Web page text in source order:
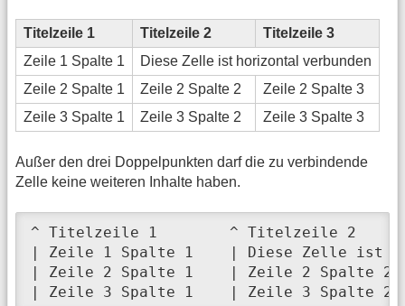
Titelzeile 1 Titelzeile 2
Titelzeile 3
Zeile 1 Spalte 1
Diese Zelle ist horizontal verbunden
Zeile 2 Spalte 1
Zeile 2 Spalte 2
Zeile 2 Spalte 3
Zeile 3 Spalte 1
Zeile 3 Spalte 2 Zeile 3 Spalte 3
Außer den drei Doppelpunkten darf die zu verbindende
Zelle keine weiteren Inhalte haben.
^ Titelzeile 1        ^ Titelzeile 2
| Zeile 1 Spalte 1    | Diese Zelle
| Zeile 2 Spalte 1    | Zeile 2
| Zeile 3 Spalte 1    | Zeile 3